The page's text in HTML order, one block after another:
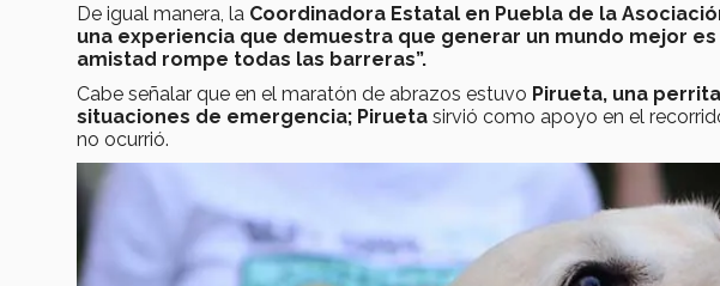
De igual manera, la Coordinadora Estatal en Puebla de la
una experiencia que demuestra que generar un mundo mejor
amistad rompe todas las barreras”.
Cabe señalar que en el maratón de abrazos estuvo Pirueta, una
situaciones de emergencia; Pirueta sirvió como apoyo en el
no ocurrió.